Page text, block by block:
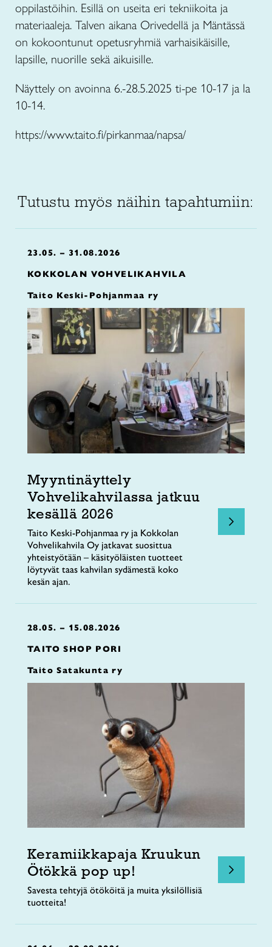
oppilastöihin. Esillä on useita eri tekniikoita ja
materiaaleja. Talven aikana Orivedellä ja Mäntässä
on kokoontunut opetusryhmiä varhaisikäisille,
lapsille, nuorille sekä aikuisille.
Näyttely on avoinna 6.-28.5.2025 ti-pe 10-17 ja la
10-14.
https://www.taito.fi/pirkanmaa/napsa/
Tutustu myös näihin tapahtumiin:
23.05. – 31.08.2026
KOKKOLAN VOHVELIKAHVILA
Taito Keski-Pohjanmaa ry
Myyntinäyttely
Vohvelikahvilassa jatkuu
kesällä 2026
Taito Keski-Pohjanmaa ry ja Kokkolan
Vohvelikahvila Oy jatkavat suosittua
yhteistyötään – käsityöläisten tuotteet
löytyvät taas kahvilan sydämestä koko
kesän ajan.
28.05. – 15.08.2026
TAITO SHOP PORI
Taito Satakunta ry
Keramiikkapaja Kruukun
Ötökkä pop up!
Savesta tehtyjä ötököitä ja muita yksilöllisiä
tuotteita!